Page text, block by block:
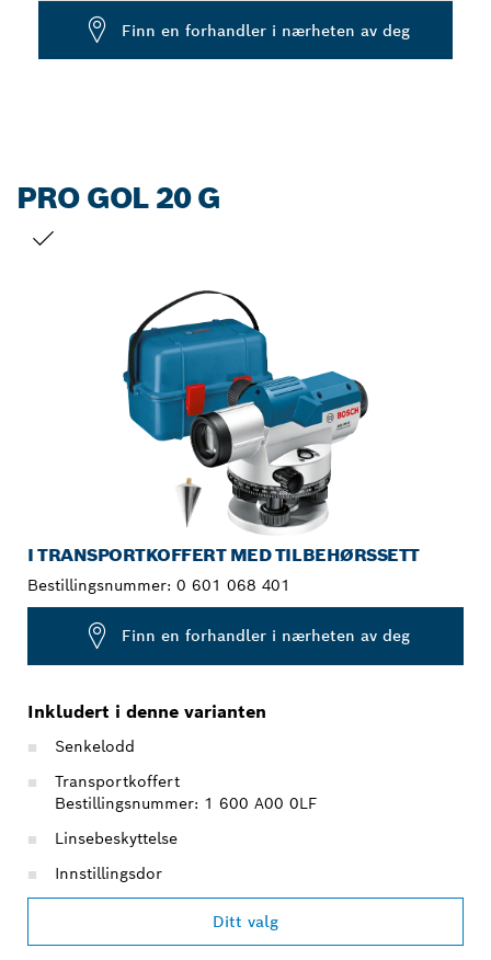
Dropdown
Finn en forhandler i nærheten av deg
PRO GOL 20 G
I TRANSPORTKOFFERT MED TILBEHØRSSETT
Bestillingsnummer: 0 601 068 401
Finn en forhandler i nærheten av deg
Inkludert i denne varianten
Senkelodd
Transportkoffert
Bestillingsnummer: 1 600 A00 0LF
Linsebeskyttelse
Innstillingsdor
Ditt valg